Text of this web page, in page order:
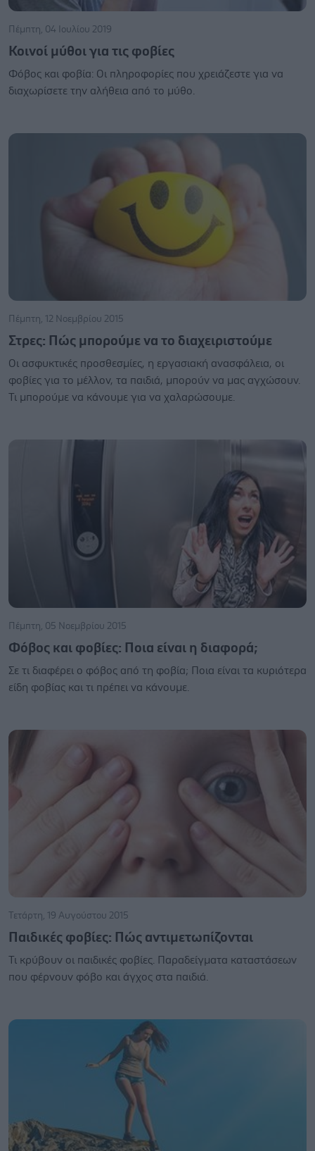
Πέμπτη, 04 Ιουλίου 2019
Κοινοί μύθοι για τις φοβίες
Φόβος και φοβία: Οι πληροφορίες που χρειάζεστε για να
διαχωρίσετε την αλήθεια από το μύθο.
Πέμπτη, 12 Νοεμβρίου 2015
Στρες: Πώς μπορούμε να το διαχειριστούμε
Οι ασφυκτικές προσθεσμίες, η εργασιακή ανασφάλεια, οι
φοβίες για το μέλλον, τα παιδιά, μπορούν να μας αγχώσουν.
Τι μπορούμε να κάνουμε για να χαλαρώσουμε.
Πέμπτη, 05 Νοεμβρίου 2015
Φόβος και φοβίες: Ποια είναι η διαφορά;
Σε τι διαφέρει ο φόβος από τη φοβία; Ποια είναι τα κυριότερα
είδη φοβίας και τι πρέπει να κάνουμε.
Τετάρτη, 19 Αυγούστου 2015
Παιδικές φοβίες: Πώς αντιμετωπίζονται
Τι κρύβουν οι παιδικές φοβίες. Παραδείγματα καταστάσεων
που φέρνουν φόβο και άγχος στα παιδιά.